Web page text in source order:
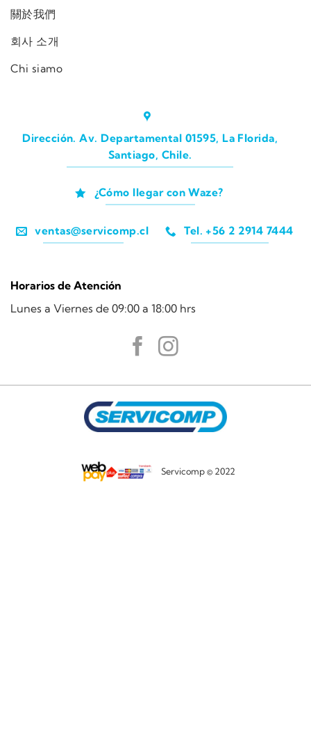
關於我們
회사 소개
Chi siamo
Dirección. Av. Departamental 01595, La Florida,
Santiago, Chile.
¿Cómo llegar con Waze?
ventas@servicomp.cl Tel. +56 2 2914 7444
Horarios de Atención
Lunes a Viernes de 09:00 a 18:00 hrs
Servicomp © 2022